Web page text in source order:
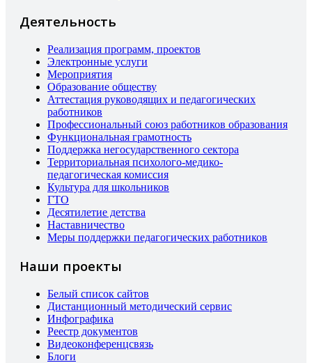
Деятельность
Реализация программ, проектов
Электронные услуги
Мероприятия
Образование обществу
Аттестация руководящих и педагогических
работников
Профессиональный союз работников образования
Функциональная грамотность
Поддержка негосударственного сектора
Территориальная психолого-медико-
педагогическая комиссия
Культура для школьников
ГТО
Десятилетие детства
Наставничество
Меры поддержки педагогических работников
Наши проекты
Белый список сайтов
Дистанционный методический сервис
Инфографика
Реестр документов
Видеоконференцсвязь
Блоги